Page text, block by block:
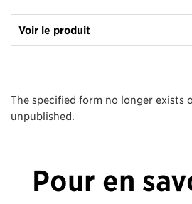
Voir le produit
The specified form no longer exists
unpublished.
Pour en